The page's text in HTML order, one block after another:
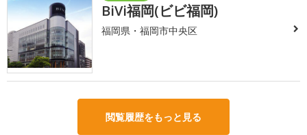
BiVi福岡(ビビ福岡)
福岡県・福岡市中央区
閲覧履歴をもっと見る